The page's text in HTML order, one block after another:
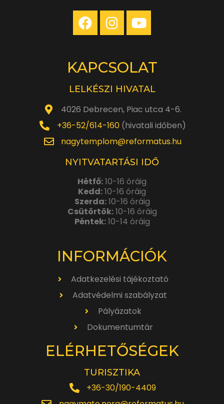
KAPCSOLAT
LELKÉSZI HIVATAL
4026 Debrecen, Piac utca 4-6.
+36-52/614-160(hivatali időben)
nagytemplom@reformatus.hu
NYITVATARTÁSI IDŐ
Hétfő:10-16 óráig
Kedd:10-16 óráig
Szerda:10-16 óráig
Csütörtök:10-16 óráig
Péntek:10-14 óráig
INFORMÁCIÓK
Adatkezelési tájékoztató
Adatvédelmi szabályzat
Pályázatok
Dokumentumtár
ELÉRHETŐSÉGEK
TURISZTIKA
+36-30/190-4409